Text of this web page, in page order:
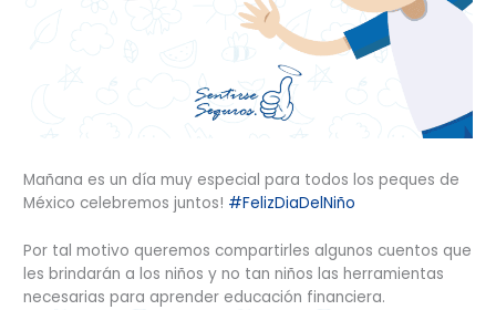
Mañana es un día muy especial para todos los peques de
México celebremos juntos! #FelizDiaDelNiño
Por tal motivo queremos compartirles algunos cuentos que
les brindarán a los niños y no tan niños las herramientas
necesarias para aprender educación financiera.